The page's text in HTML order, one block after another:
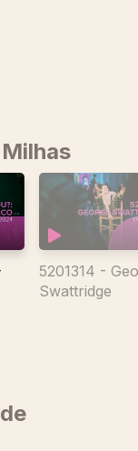
5201314 -
Swattridge